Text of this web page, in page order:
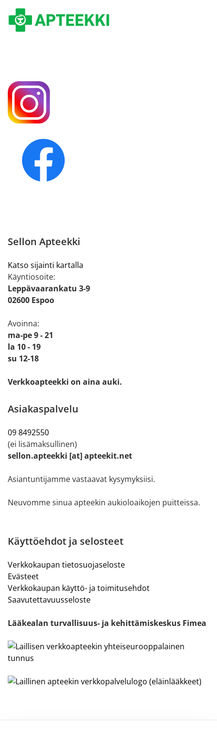
Sellon Apteekki
Katso sijainti kartalla
Käyntiosoite:
Leppävaarankatu 3-9
02600 Espoo
Avoinna:
ma-pe 9 - 21
la 10 - 19
su 12-18
Verkkoapteekki on aina auki.
Asiakaspalvelu
09 8492550
(ei lisämaksullinen)
sellon.apteekki [at] apteekit.net
Asiantuntijamme vastaavat kysymyksiisi.
Neuvomme sinua apteekin aukioloaikojen puitteissa.
Käyttöehdot ja selosteet
Verkkokaupan tietosuojaseloste
Evästeet
Verkkokaupan käyttö- ja toimitusehdot
Saavutettavuusseloste
Lääkealan turvallisuus- ja kehittämiskeskus Fimea